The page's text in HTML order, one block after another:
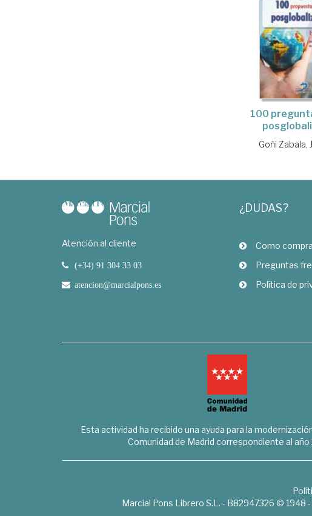
100
Goñi Zabala,
Atención al cliente
(+34) 91 304 33 03
atencion@marcialpons.es
¿DUDAS?
Como
Preguntas
Política de
Esta actividad ha recibido una ayuda para la
Comunidad de Madrid correspondiente al año
Marcial Pons Librero S.L. - B82947326 © 1948